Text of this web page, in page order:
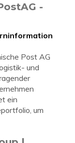
-
Post AG
und
ein
um